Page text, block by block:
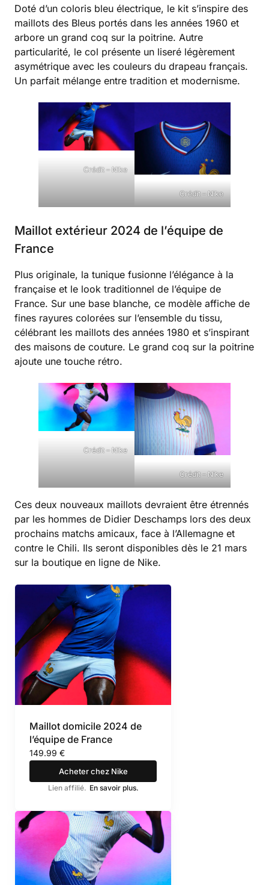
Doté d’un coloris bleu électrique, le kit s’inspire des
maillots des Bleus portés dans les années 1960 et
arbore un grand coq sur la poitrine. Autre
particularité, le col présente un liseré légèrement
asymétrique avec les couleurs du drapeau français.
Un parfait mélange entre tradition et modernisme.
Crédit – Nike
Crédit – Nike
Maillot extérieur 2024 de l’équipe de
France
Plus originale, la tunique fusionne l’élégance à la
française et le look traditionnel de l’équipe de
France. Sur une base blanche, ce modèle affiche de
fines rayures colorées sur l’ensemble du tissu,
célébrant les maillots des années 1980 et s’inspirant
des maisons de couture. Le grand coq sur la poitrine
ajoute une touche rétro.
Crédit – Nike
Crédit – Nike
Ces deux nouveaux maillots devraient être étrennés
par les hommes de Didier Deschamps lors des deux
prochains matchs amicaux, face à l’Allemagne et
contre le Chili. Ils seront disponibles dès le 21 mars
sur la boutique en ligne de Nike.
Maillot domicile 2024 de
l’équipe de France
149.99 €
Acheter chez Nike
Lien affilié. En savoir plus.